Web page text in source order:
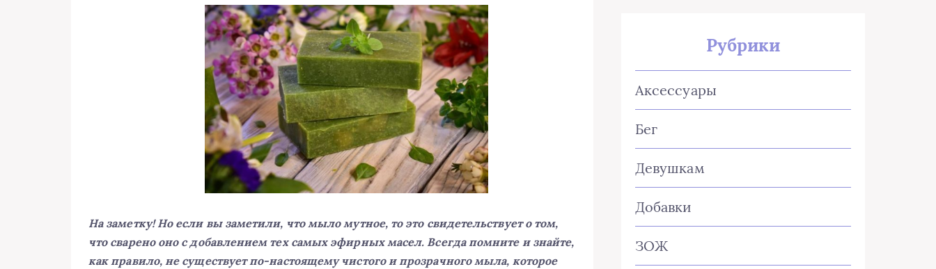
На заметку! Но если вы заметили, что мыло мутное, то это свидетельствует о том,
что сварено оно с добавлением тех самых эфирных масел. Всегда помните и знайте,
как правило, не существует по-настоящему чистого и прозрачного мыла, которое
Рубрики
Аксессуары
Бег
Девушкам
Добавки
ЗОЖ